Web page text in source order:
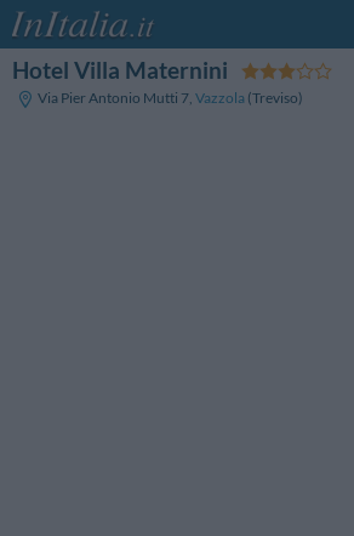
Hotel Villa Maternini
Via Pier Antonio Mutti 7, Vazzola (Treviso)